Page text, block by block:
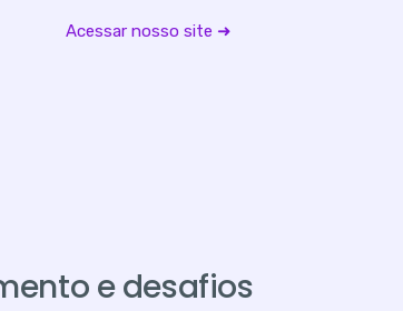
Acessar nosso site ➜
e desafios